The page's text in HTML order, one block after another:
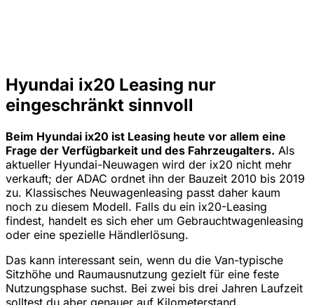
Hyundai ix20 Leasing nur
eingeschränkt sinnvoll
Beim Hyundai ix20 ist Leasing heute vor allem eine
Frage der Verfügbarkeit und des Fahrzeugalters. Als
aktueller Hyundai-Neuwagen wird der ix20 nicht mehr
verkauft; der ADAC ordnet ihn der Bauzeit 2010 bis 2019
zu. Klassisches Neuwagenleasing passt daher kaum
noch zu diesem Modell. Falls du ein ix20-Leasing
findest, handelt es sich eher um Gebrauchtwagenleasing
oder eine spezielle Händlerlösung.
Das kann interessant sein, wenn du die Van-typische
Sitzhöhe und Raumausnutzung gezielt für eine feste
Nutzungsphase suchst. Bei zwei bis drei Jahren Laufzeit
solltest du aber genauer auf Kilometerstand,